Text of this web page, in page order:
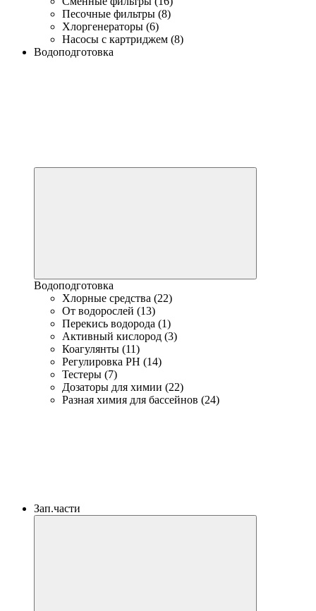
Песочные фильтры (8)
Хлоргенераторы (6)
Насосы с картриджем (8)
Водоподготовка
Водоподготовка
Хлорные средства (22)
От водорослей (13)
Перекись водорода (1)
Активный кислород (3)
Коагулянты (11)
Регулировка PH (14)
Тестеры (7)
Дозаторы для химии (22)
Разная химия для бассейнов (24)
Зап.части